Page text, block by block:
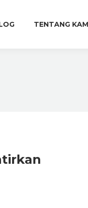
TENTANG